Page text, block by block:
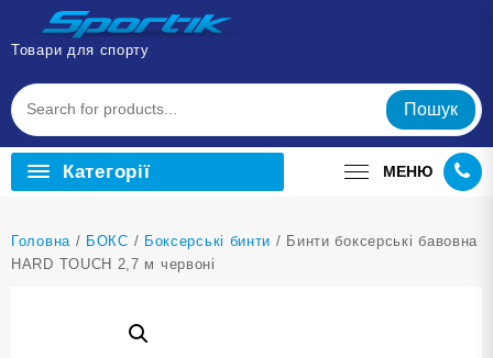
Перейти
вмісту
Товари для спорту
Пошук
Категорії МЕНЮ
Головна / БОКС / Боксерські бинти / Бинти боксерські бавовна
HARD TOUCH 2,7 м червоні